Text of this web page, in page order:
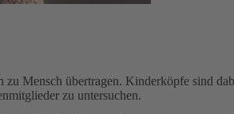
Mensch übertragen. Kinderköpfe sind
zu untersuchen.